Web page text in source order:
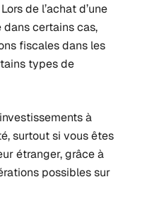
de l’achat d’une
dans certains cas,
fiscales dans les
types de
à
surtout si vous êtes
étranger, grâce à
possibles sur